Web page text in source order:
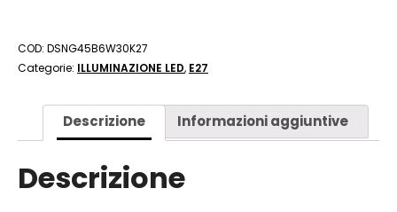
COD: DSNG45B6W30K27
Categorie: ILLUMINAZIONE LED, E27
Descrizione Informazioni aggiuntive
Descrizione